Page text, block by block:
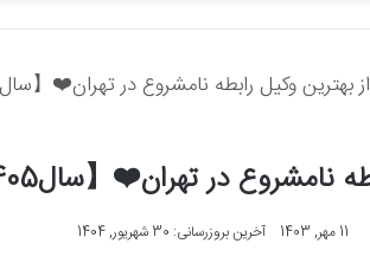
11 مهر, 1403 آخرین بروزرسانی: 30 شهریور, 1404